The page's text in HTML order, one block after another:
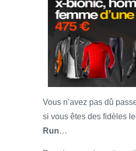
Vous n’avez pas dû
si vous êtes des fidèles
Run…